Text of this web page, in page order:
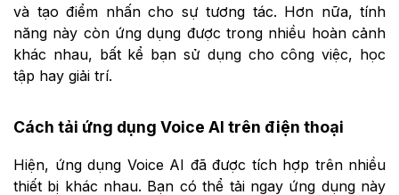
và tạo điểm nhấn cho sự tương tác. Hơn nữa, tính
năng này còn ứng dụng được trong nhiều hoàn cảnh
khác nhau, bất kể bạn sử dụng cho công việc, học
tập hay giải trí.
Cách tải ứng dụng Voice AI trên điện thoại
Hiện, ứng dụng Voice AI đã được tích hợp trên nhiều
thiết bị khác nhau. Bạn có thể tải ngay ứng dụng này